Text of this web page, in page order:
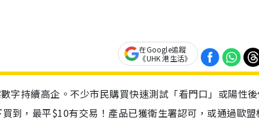
在Google追蹤
《UHK 港生活》
字持續高企。不少市民購買快速測試「看門口」或陽性
到，最平$10有交易！產品已獲衛生署認可，或通過歐盟